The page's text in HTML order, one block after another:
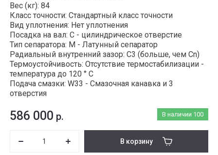
Вес (кг): 84
Класс точности: Стандартный класс точности
Вид уплотнения: Нет уплотнения
Посадка на вал: C - цилиндрическое отверстие
Тип сепаратора: M - Латунный сепаратор
Радиальный внутренний зазор: C3 (больше, чем Cn)
Термоустойчивость: Отсутствие термостабилизации -
температура до 120 ° C
Подача смазки: W33 - Смазочная канавка и 3
отверстия
В наличии 100
586 000 р.
В корзину